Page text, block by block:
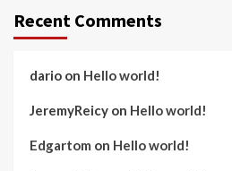
Recent Comments
dario on Hello world!
JeremyReicy on Hello world!
Edgartom on Hello world!